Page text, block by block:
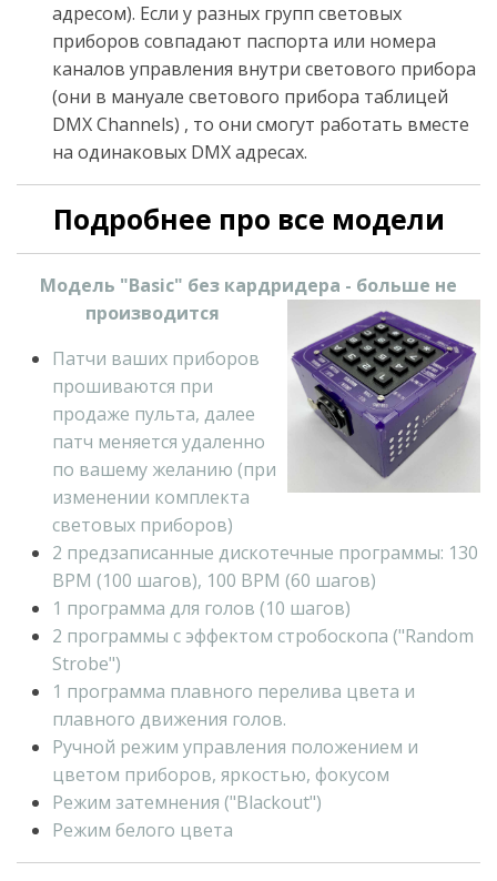
адресом). Если у разных групп световых
приборов совпадают паспорта или номера
каналов управления внутри светового прибора
(они в мануале светового прибора таблицей
DMX Channels) , то они смогут работать вместе
на одинаковых DMX адресах.
Подробнее про все модели
Модель "Basic" без кардридера - больше не
производится
Патчи ваших приборов
прошиваются при
продаже пульта, далее
патч меняется удаленно
по вашему желанию (при
изменении комплекта
световых приборов)
2 предзаписанные дискотечные программы: 130
BPM (100 шагов), 100 BPM (60 шагов)
1 программа для голов (10 шагов)
2 программы с эффектом стробоскопа ("Random
Strobe")
1 программа плавного перелива цвета и
плавного движения голов.
Ручной режим управления положением и
цветом приборов, яркостью, фокусом
Режим затемнения ("Blackout")
Режим белого цвета